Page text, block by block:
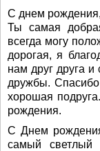
С днем рождения,
Ты самая
всегда могу
дорогая, я
нам друг друга
дружбы.
хорошая
рождения.
С Днем
самый